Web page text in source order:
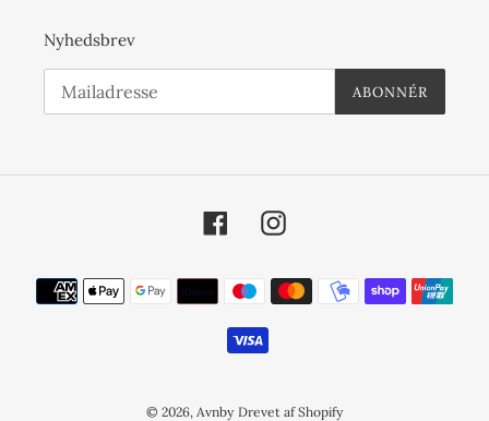
Nyhedsbrev
ABONNÉR
FacebookInstagram
Betalingsmetoder
© 2026, Avnby Drevet af Shopify